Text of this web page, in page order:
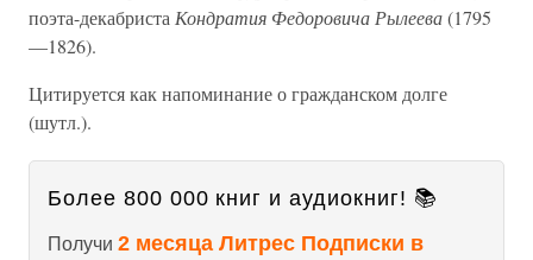
поэта-декабриста Кондратия Федоровича Рылеева(1795
—1826).
Цитируется как напоминание о гражданском долге
(шутл.).
Более 800 000 книг и аудиокниг! 📚
Получи 2 месяца Литрес Подписки в